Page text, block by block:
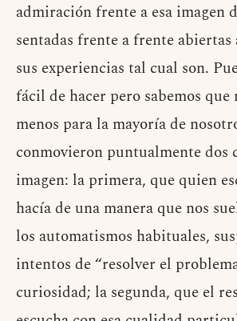
admiración frente a esa imagen
sentadas frente a frente abiertas
sus experiencias tal cual son.
fácil de hacer pero sabemos que
menos para la mayoría de
conmovieron puntualmente dos
imagen: la primera, que quien
hacía de una manera que nos
los automatismos habituales,
intentos de “resolver el
curiosidad; la segunda, que el